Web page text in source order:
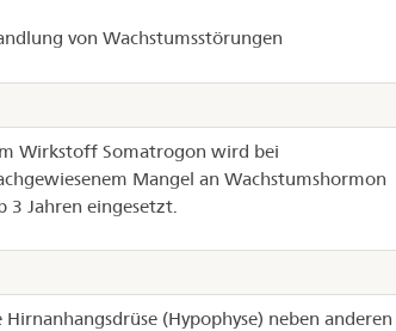
von Wachstumsstörungen
Wirkstoff Somatrogon wird bei
Mangel an Wachstumshormon
3 Jahren eingesetzt.
(Hypophyse) neben anderen